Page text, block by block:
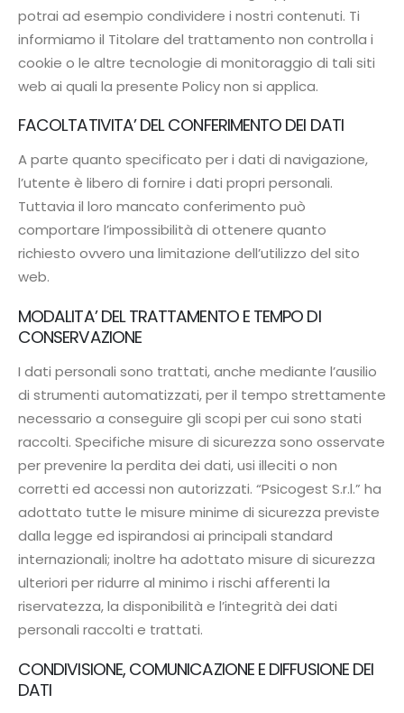
potrai ad esempio condividere i nostri contenuti. Ti
informiamo il Titolare del trattamento non controlla i
cookie o le altre tecnologie di monitoraggio di tali siti
web ai quali la presente Policy non si applica.
FACOLTATIVITA’ DEL CONFERIMENTO DEI DATI
A parte quanto specificato per i dati di navigazione,
l’utente è libero di fornire i dati propri personali.
Tuttavia il loro mancato conferimento può
comportare l’impossibilità di ottenere quanto
richiesto ovvero una limitazione dell’utilizzo del sito
web.
MODALITA’ DEL TRATTAMENTO E TEMPO DI
CONSERVAZIONE
I dati personali sono trattati, anche mediante l’ausilio
di strumenti automatizzati, per il tempo strettamente
necessario a conseguire gli scopi per cui sono stati
raccolti. Specifiche misure di sicurezza sono osservate
per prevenire la perdita dei dati, usi illeciti o non
corretti ed accessi non autorizzati. “Psicogest S.r.l.” ha
adottato tutte le misure minime di sicurezza previste
dalla legge ed ispirandosi ai principali standard
internazionali; inoltre ha adottato misure di sicurezza
ulteriori per ridurre al minimo i rischi afferenti la
riservatezza, la disponibilità e l’integrità dei dati
personali raccolti e trattati.
CONDIVISIONE, COMUNICAZIONE E DIFFUSIONE DEI
DATI